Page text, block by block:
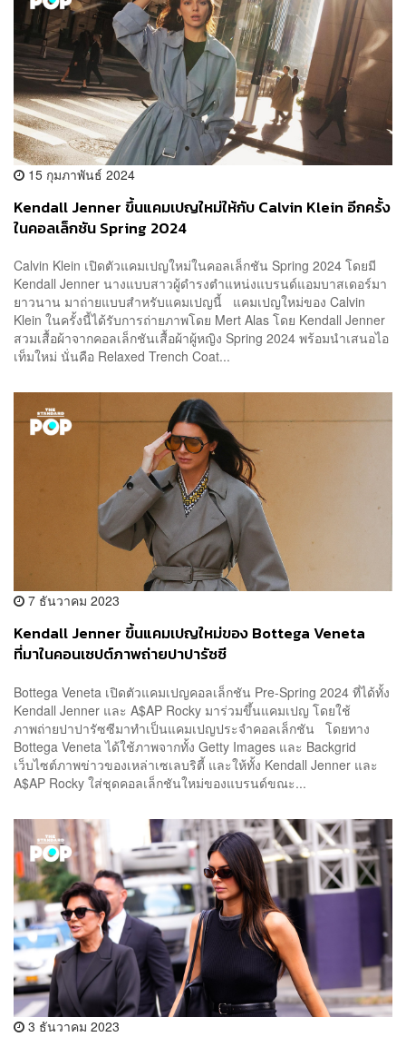
15 กุมภาพันธ์ 2024
Kendall Jenner ขึ้นแคมเปญใหม่ให้กับ Calvin Klein อีกครั้ง
ในคอลเล็กชัน Spring 2024
Calvin Klein เปิดตัวแคมเปญใหม่ในคอลเล็กชัน Spring 2024 โดยมี
Kendall Jenner นางแบบสาวผู้ดำรงตำแหน่งแบรนด์แอมบาสเดอร์มา
ยาวนาน มาถ่ายแบบสำหรับแคมเปญนี้ แคมเปญใหม่ของ Calvin
Klein ในครั้งนี้ได้รับการถ่ายภาพโดย Mert Alas โดย Kendall Jenner
สวมเสื้อผ้าจากคอลเล็กชันเสื้อผ้าผู้หญิง Spring 2024 พร้อมนำเสนอไอ
เท็มใหม่ นั่นคือ Relaxed Trench Coat...
7 ธันวาคม 2023
Kendall Jenner ขึ้นแคมเปญใหม่ของ Bottega Veneta
ที่มาในคอนเซปต์ภาพถ่ายปาปารัซซี
Bottega Veneta เปิดตัวแคมเปญคอลเล็กชัน Pre-Spring 2024 ที่ได้ทั้ง
Kendall Jenner และ A$AP Rocky มาร่วมขึ้นแคมเปญ โดยใช้
ภาพถ่ายปาปารัซซีมาทำเป็นแคมเปญประจำคอลเล็กชัน โดยทาง
Bottega Veneta ได้ใช้ภาพจากทั้ง Getty Images และ Backgrid
เว็บไซต์ภาพข่าวของเหล่าเซเลบริตี้ และให้ทั้ง Kendall Jenner และ
A$AP Rocky ใส่ชุดคอลเล็กชันใหม่ของแบรนด์ขณะ...
3 ธันวาคม 2023